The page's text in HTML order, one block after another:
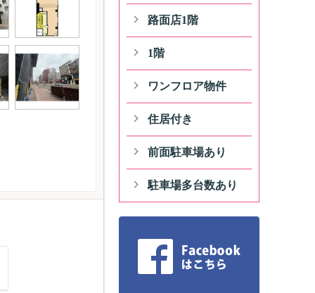
路面店1階
1階
ワンフロア物件
住居付き
前面駐車場あり
駐車場多台数あり